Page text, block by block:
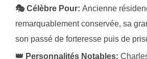
🎭 Célèbre Pour: Ancienne
remarquablement conservée, sa
son passé de forteresse puis de
👑 Personnalités Notables: